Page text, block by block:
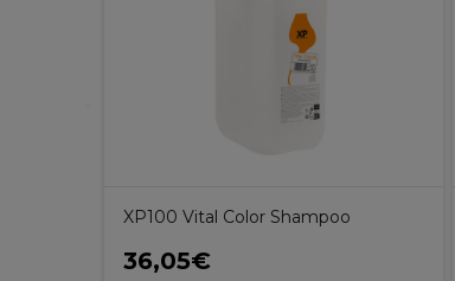
XP100 Vital Color Shampoo
36,05€